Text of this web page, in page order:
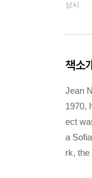
상시
책소
Jean
1970,
ect
a
rk, the